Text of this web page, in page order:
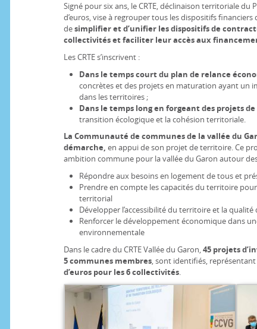
Signé pour six ans, le CRTE, déclinaison territoriale du
d’euros, vise à regrouper tous les dispositifs
desimplifier et d’unifier les dispositifs de
collectivités et faciliter leur accès aux
Les CRTE s’inscrivent :
Dans le temps court du plan de relance
concrètes et des projets en maturation ayant un
dans les territoires ;
Dans le temps long en forgeant des projets
transition écologique et la cohésion territoriale.
La Communauté de communes de la vallée du
démarche, en appui de son projet de territoire. Ce
ambition commune pour la vallée du Garon autour
Répondre aux besoins en logement de tous et
Prendre en compte les capacités du territoire
territorial
Développer l’accessibilité du territoire et la
Renforcer le développement économique dans
environnementale
Dans le cadre du CRTE Vallée du Garon,45 projets
5 communes membres, sont identifiés, représentant
d’euros pour les 6 collectivités.